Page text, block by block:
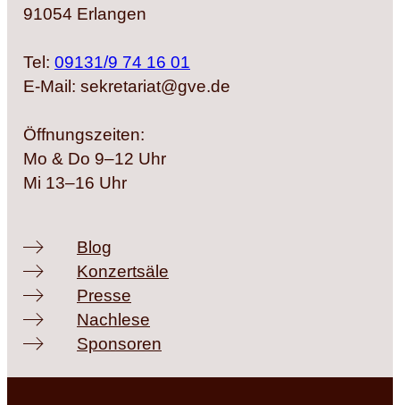
91054 Erlangen
Tel: 09131/9 74 16 01
E-Mail: sekretariat@gve.de
Öffnungszeiten:
Mo & Do 9–12 Uhr
Mi 13–16 Uhr
Blog
Konzertsäle
Presse
Nachlese
Sponsoren